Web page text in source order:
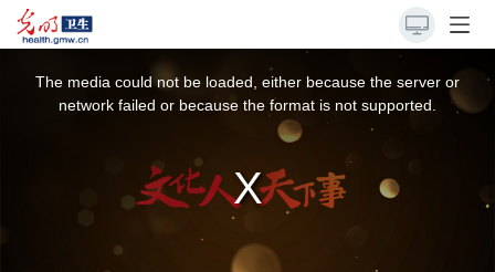
The media could not be loaded, either because the server or
network failed or because the format is not supported.